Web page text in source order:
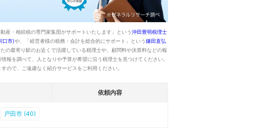
産・相続税の専門家集団がサポートいたします」という沖田豊明税理士
口市)や、「経営者様の税務・会計を総合的にサポート」という鎌田直弘
の最寄り駅のお近くで活躍している税理士や、顧問料や決算料などの報
を調べて、人となりや予算が希望に沿う税理士を見つけてください。
ので、ご遠慮なく紹介サービスをご利用ください。
依頼内容
戸田市 (40)